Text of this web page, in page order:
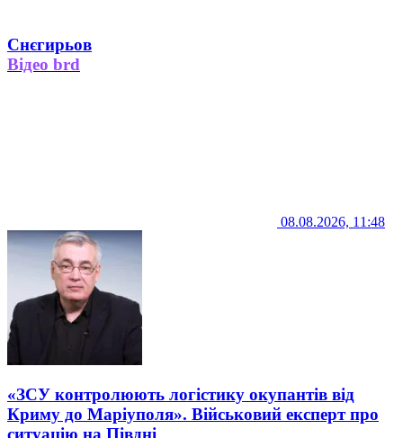
Снєгирьов
Відео brd
08.08.2026, 11:48
«ЗСУ контролюють логістику окупантів від
Криму до Маріуполя». Військовий експерт про
ситуацію на Півдні